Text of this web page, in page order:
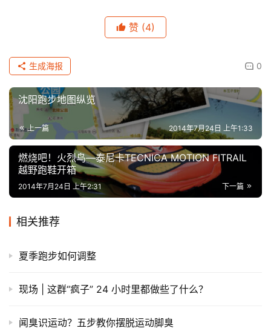
赞 (4)
0
生成海报
沈阳跑步地图纵览
上一篇 2014年7月24日 上午1:33
燃烧吧！火烈鸟—泰尼卡TECNICA MOTION FITRAIL
越野跑鞋开箱
下一篇
2014年7月24日 上午2:31
相关推荐
夏季跑步如何调整
现场 | 这群“疯子” 24 小时里都做些了什么？
闻臭识运动？五步教你摆脱运动脚臭